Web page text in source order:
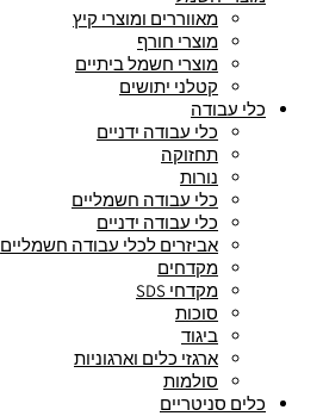
מאווררים ומוצרי קיץ
מוצרי חורף
מוצרי חשמל ביתיים
קטלני יתושים
כלי עבודה
כלי עבודה ידניים
תחזוקה
נורות
כלי עבודה חשמליים
כלי עבודה ידניים
אביזרים לכלי עבודה חשמליים
מקדחים
מקדחי SDS
סוכות
ביגוד
ארגזי כלים וארגוניות
סולמות
כלים סניטריים